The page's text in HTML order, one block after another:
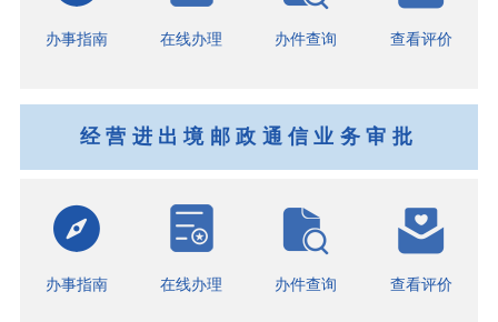
办事指南 在线办理 办件查询 查看评价
经营进出境邮政通信业务审批
办事指南 在线办理 办件查询 查看评价